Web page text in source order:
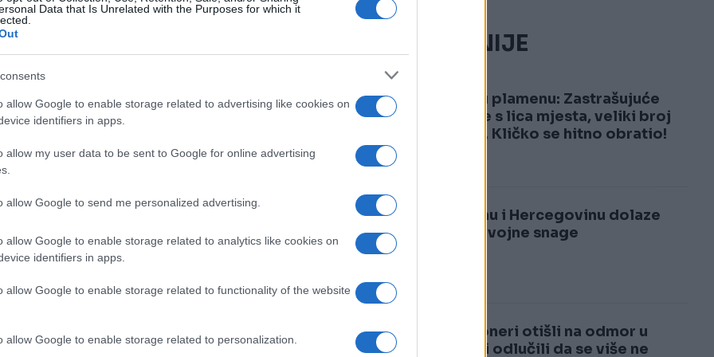
Data that Is Unrelated with the Purposes for which it
allow Google to enable storage related to advertising like cookies on
identifiers in apps.
allow my user data to be sent to Google for online advertising
allow Google to send me personalized advertising.
allow Google to enable storage related to analytics like cookies on
identifiers in apps.
allow Google to enable storage related to functionality of the website
allow Google to enable storage related to personalization.
navelo da je isti broj vojnog osoblja razmijenjen
vikenda da je Ukrajini predan prvi popis
sada u Bjelorusiji, bliskom ruskom savezniku,
nego što budu prebačeni u Rusiju na daljnju
poštovati sporazume s Ukrajinom o
vojnika uprkos onome što je nazvao
dogovora. Ukrajina je negirala optužbe o
NAJČITANIJE
1
Kijev u plamenu: Zastrašujuće
snimke s lica mjesta, veliki broj
žrtava, Kličko se hitno obratio!
2
U Bosnu i Hercegovinu dolaze
velike vojne snage
Penzioneri otišli na odmor u
Italiju i odlučili da se više ne